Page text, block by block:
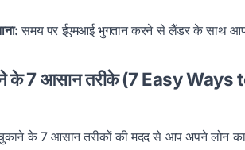
समय पर ईएमआई भुगतान करने से लैंडर के साथ
के 7 आसान तरीके (7 Easy
के 7 आसान तरीकों की मदद से आप अपने लोन